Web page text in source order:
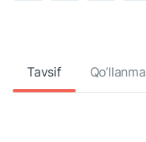
Tavsif Qo‘llanma